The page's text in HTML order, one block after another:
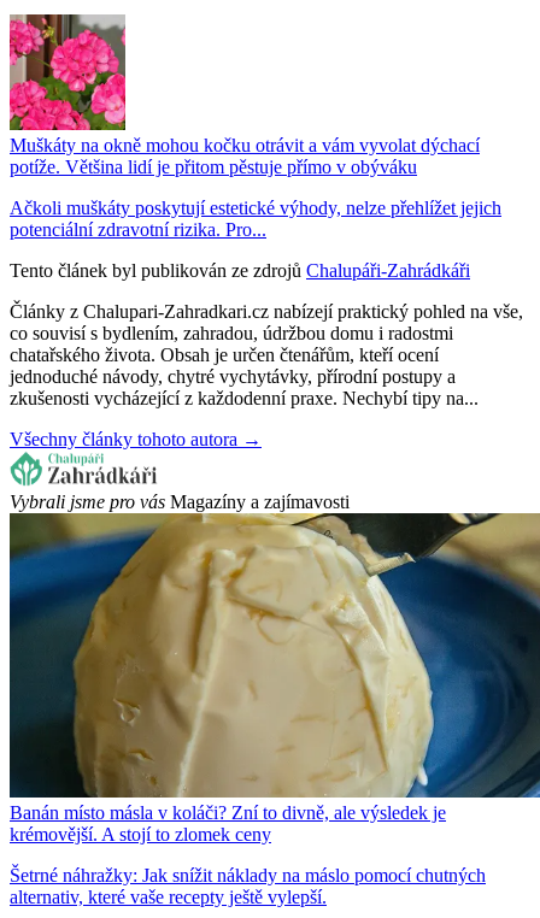
Muškáty na okně mohou kočku otrávit a vám vyvolat dýchací
potíže. Většina lidí je přitom pěstuje přímo v obýváku
Ačkoli muškáty poskytují estetické výhody, nelze přehlížet jejich
potenciální zdravotní rizika. Pro...
Tento článek byl publikován ze zdrojů Chalupáři-Zahrádkáři
Články z Chalupari-Zahradkari.cz nabízejí praktický pohled na vše,
co souvisí s bydlením, zahradou, údržbou domu i radostmi
chatařského života. Obsah je určen čtenářům, kteří ocení
jednoduché návody, chytré vychytávky, přírodní postupy a
zkušenosti vycházející z každodenní praxe. Nechybí tipy na...
Všechny články tohoto autora →
Vybrali jsme pro vás Magazíny a zajímavosti
Banán místo másla v koláči? Zní to divně, ale výsledek je
krémovější. A stojí to zlomek ceny
Šetrné náhražky: Jak snížit náklady na máslo pomocí chutných
alternativ, které vaše recepty ještě vylepší.